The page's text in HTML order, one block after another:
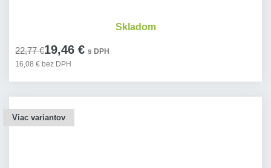
22,77 €19,46 € s DPH
16,08 € bez DPH
Skladom
Viac variantov